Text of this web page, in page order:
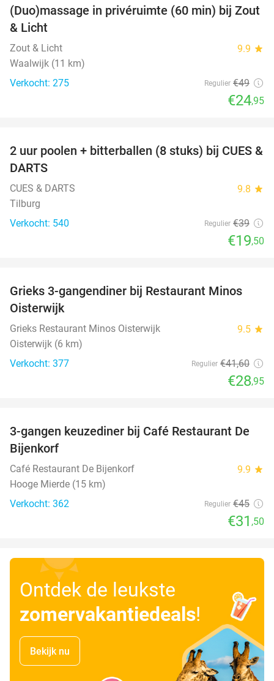
49%
(Duo)massage in privéruimte (60 min) bij Zout
& Licht
Zout & Licht 9.9 star
Waalwijk (11 km)
Verkocht: 275
Regulier €49
€24,95
50%
2 uur poolen + bitterballen (8 stuks) bij CUES &
DARTS
CUES & DARTS 9.8 star
Tilburg
Verkocht: 540
Regulier €39
€19,50
30%
Grieks 3-gangendiner bij Restaurant Minos
Oisterwijk
Grieks Restaurant Minos Oisterwijk 9.5 star
Oisterwijk (6 km)
Verkocht: 377
Regulier €41,60
€28,95
30%
3-gangen keuzediner bij Café Restaurant De
Bijenkorf
Café Restaurant De Bijenkorf 9.9 star
Hooge Mierde (15 km)
Verkocht: 362
Regulier €45
€31 ,50
Ontdek de leukste
zomervakantiedeals!
Bekijk nu